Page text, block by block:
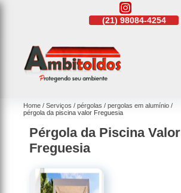
(21) 98084-4254
Home Serviços pérgolas
pergolas em alumínio
pérgola da piscina valor Freguesia
Pérgola da Piscina Valor
Freguesia